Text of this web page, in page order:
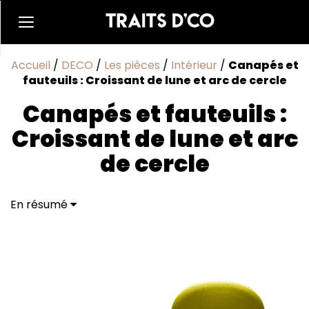
Accueil / DECO / Les pièces / Intérieur / Canapés et
fauteuils : Croissant de lune et arc de cercle
Canapés et fauteuils :
Croissant de lune et arc
de cercle
En résumé
Kenapa Sekarang Waktu yang Tepat Buat Main Slot?